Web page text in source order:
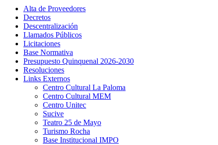
Alta de Proveedores
Decretos
Descentralización
Llamados Públicos
Licitaciones
Base Normativa
Presupuesto Quinquenal 2026-2030
Resoluciones
Links Externos
Centro Cultural La Paloma
Centro Cultural MEM
Centro Unitec
Sucive
Teatro 25 de Mayo
Turismo Rocha
Base Institucional IMPO